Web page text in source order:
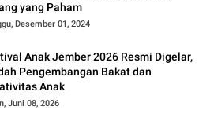
yang Paham
Desember 01, 2024
Anak Jember 2026 Resmi Digelar,
Pengembangan Bakat dan
Anak
Juni 08, 2026